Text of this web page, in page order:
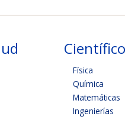
Física
Química
Matemáticas
Ingenierías